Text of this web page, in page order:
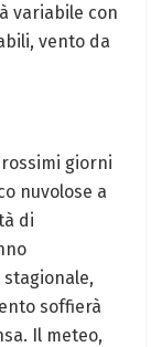
variabile con
vento da
giorni
nuvolose a
di
soffierà
Il meteo,